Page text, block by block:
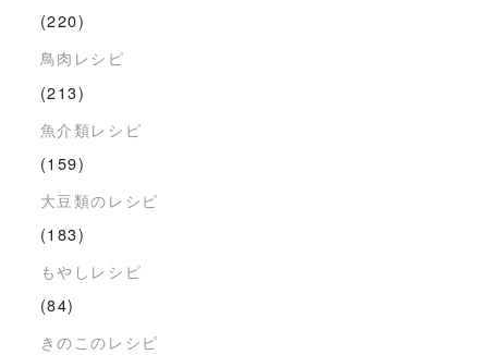
(220)
鳥肉レシピ
(213)
魚介類レシピ
(159)
大豆類のレシピ
(183)
もやしレシピ
(84)
きのこのレシピ